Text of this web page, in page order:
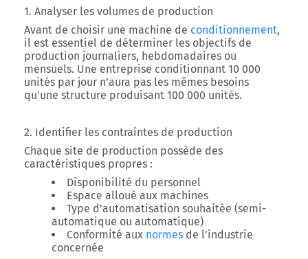
1. Analyser les volumes de production
Avant de choisir une machine de conditionnement,
il est essentiel de déterminer les objectifs de
production journaliers, hebdomadaires ou
mensuels. Une entreprise conditionnant 10 000
unités par jour n’aura pas les mêmes besoins
qu’une structure produisant 100 000 unités.
2. Identifier les contraintes de production
Chaque site de production possède des
caractéristiques propres :
Disponibilité du personnel
Espace alloué aux machines
Type d’automatisation souhaitée (semi-
automatique ou automatique)
Conformité aux normes de l’industrie
concernée